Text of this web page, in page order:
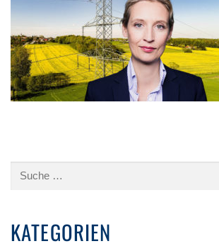
Suche
KATEGORIEN